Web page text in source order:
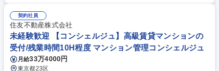
ントロール＆人員配置 ■ホテルへの完了報告 ■収支確認 ■スタッフの育成
※1日あたりのスタッフ数は14名ほどです。 ※1つのホテルにつき、現場
責任者は1名が基本。大きいホテルの場合は、副責任者と2名で管理するこ
ともあります。 募集職種 【品川】ホテル客室清掃の現場責任者/大和ハウ
スグループ/転勤無/WEB面接可
契約社員
住友不動産株式会社
未経験歓迎 【コンシェルジュ】高級賃貸マンションの
受付/残業時間10H程度 マンション管理コンシェルジュ
月給33万4000円
東京都23区